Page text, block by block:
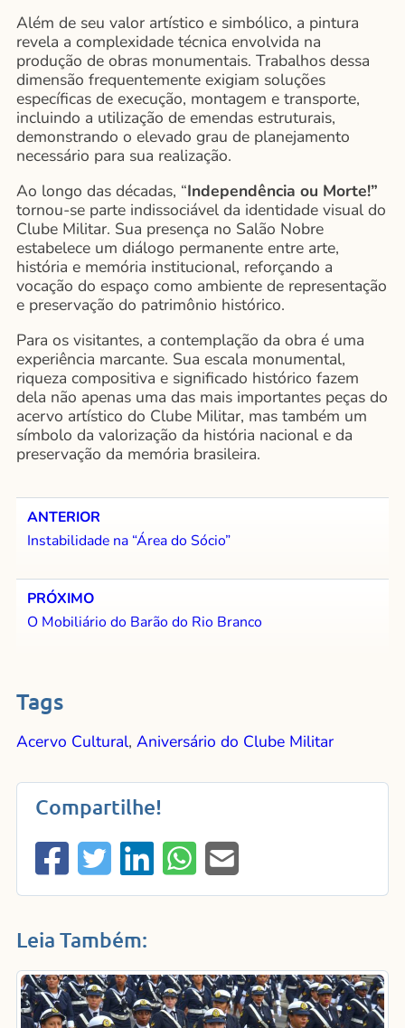
Além de seu valor artístico e simbólico, a pintura
revela a complexidade técnica envolvida na
produção de obras monumentais. Trabalhos dessa
dimensão frequentemente exigiam soluções
específicas de execução, montagem e transporte,
incluindo a utilização de emendas estruturais,
demonstrando o elevado grau de planejamento
necessário para sua realização.
Ao longo das décadas, “Independência ou Morte!”
tornou-se parte indissociável da identidade visual do
Clube Militar. Sua presença no Salão Nobre
estabelece um diálogo permanente entre arte,
história e memória institucional, reforçando a
vocação do espaço como ambiente de representação
e preservação do patrimônio histórico.
Para os visitantes, a contemplação da obra é uma
experiência marcante. Sua escala monumental,
riqueza compositiva e significado histórico fazem
dela não apenas uma das mais importantes peças do
acervo artístico do Clube Militar, mas também um
símbolo da valorização da história nacional e da
preservação da memória brasileira.
ANTERIOR
Instabilidade na “Área do Sócio”
PRÓXIMO
O Mobiliário do Barão do Rio Branco
Tags
Acervo Cultural, Aniversário do Clube Militar
Compartilhe!
Leia Também: